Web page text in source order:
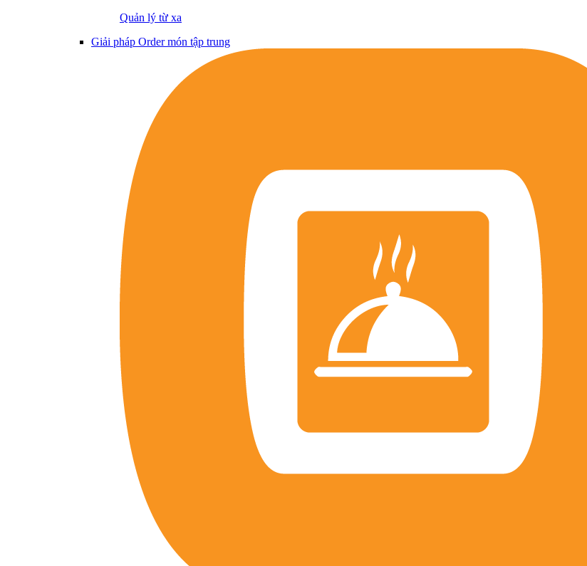
Quản lý từ xa
Giải pháp Order món tập trung